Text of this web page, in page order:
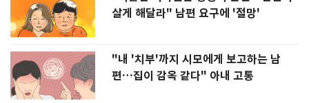
살게 해달라" 남편 요구에 '절망'
"내 '치부'까지 시모에게 보고하는 남
편…집이 감옥 같다" 아내 고통